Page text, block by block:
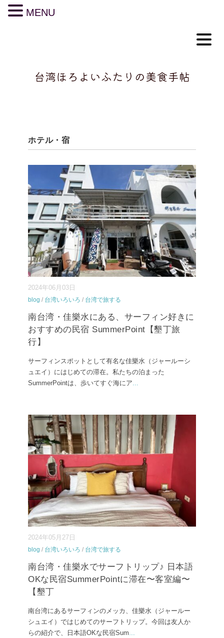
ホテル・宿
2024年06月03日
blog / 台湾いろいろ / 台湾で旅する
南台湾・佳樂水にある、サーフィン好きに
おすすめの民宿 SummerPoint【墾丁旅
行】
サーフィンスポットとして有名な佳樂水（ジャールーシ
ュエイ）にはじめての滞在。私たちの泊まった
SummerPointは、歩いてすぐ海にア...
2024年05月27日
blog / 台湾いろいろ / 台湾で旅する
南台湾・佳樂水でサーフトリップ♪ 日本語
OKな民宿SummerPointに滞在〜客室編〜
【墾丁
南台湾にあるサーフィンのメッカ、佳樂水（ジャールー
シュエイ）ではじめてのサーフトリップ。今回は友人か
らの紹介で、日本語OKな民宿Sum...
MENU